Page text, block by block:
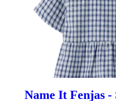
Name It Fenjas -